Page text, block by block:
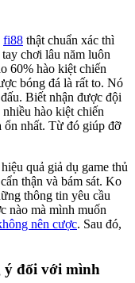
fi88 thật chuẩn xác thì
chơi lâu năm luôn
60% hào kiệt chiến
bóng đá là rất to. Nó
Biết nhận được đội
hào kiệt chiến
ổn nhất. Từ đó giúp đỡ
quả giả dụ game thủ
thận và bám sát. Ko
thông tin yêu cầu
nào mà mình muốn
nên cược. Sau đó,
ý đối với mình